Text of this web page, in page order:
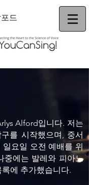
드
Alford입니다. 저는
를 시작했으며, 중서
일요일 오전 예배를 위
중에는 발레와 피아노
에 추가했습니다.